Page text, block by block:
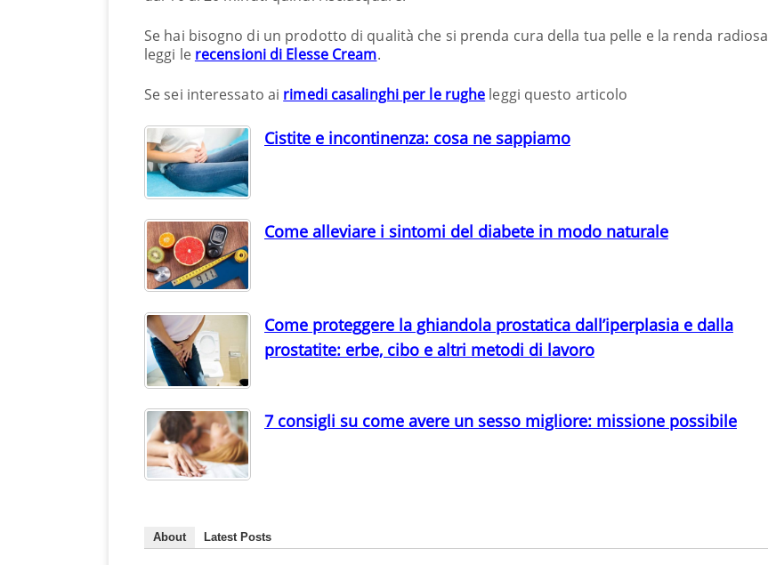
Se hai bisogno di un prodotto di qualità che si prenda cura della tua pelle e la renda radiosa
leggi le recensioni di Elesse Cream.
Se sei interessato ai rimedi casalinghi per le rughe leggi questo articolo
Cistite e incontinenza: cosa ne sappiamo
Come alleviare i sintomi del diabete in modo naturale
Come proteggere la ghiandola prostatica dall’iperplasia e dalla
prostatite: erbe, cibo e altri metodi di lavoro
7 consigli su come avere un sesso migliore: missione possibile
About Latest Posts